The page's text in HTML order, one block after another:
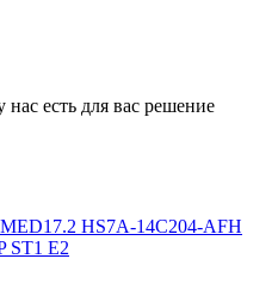
есть для вас решение
HS7A-14C204-AFH
ST1 E2